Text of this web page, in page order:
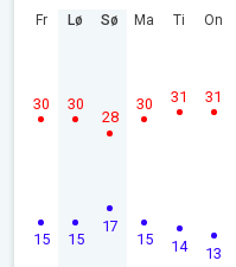
Fr
15
30
Lø
15
30
Sø
17
28
Ma
15
30
Ti
14
31
On
13
31